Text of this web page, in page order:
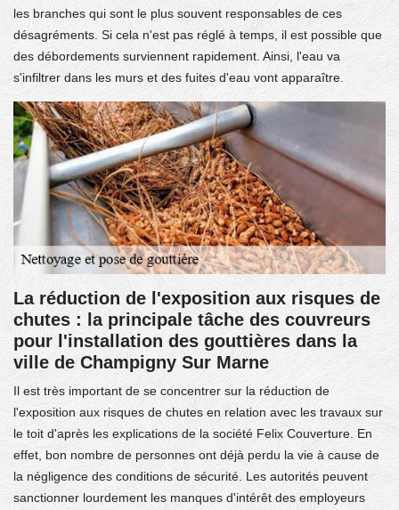
les branches qui sont le plus souvent responsables de ces
désagréments. Si cela n'est pas réglé à temps, il est possible que
des débordements surviennent rapidement. Ainsi, l'eau va
s'infiltrer dans les murs et des fuites d'eau vont apparaître.
La réduction de l'exposition aux risques de
chutes : la principale tâche des couvreurs
pour l'installation des gouttières dans la
ville de Champigny Sur Marne
Il est très important de se concentrer sur la réduction de
l'exposition aux risques de chutes en relation avec les travaux sur
le toit d'après les explications de la société Felix Couverture. En
effet, bon nombre de personnes ont déjà perdu la vie à cause de
la négligence des conditions de sécurité. Les autorités peuvent
sanctionner lourdement les manques d'intérêt des employeurs